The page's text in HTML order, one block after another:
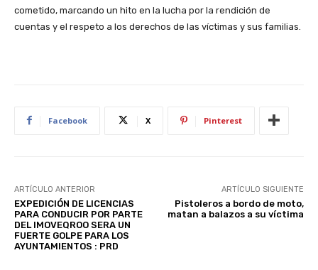
cometido, marcando un hito en la lucha por la rendición de
cuentas y el respeto a los derechos de las víctimas y sus familias.
Facebook X Pinterest
ARTÍCULO ANTERIOR
EXPEDICIÓN DE LICENCIAS
PARA CONDUCIR POR PARTE
DEL IMOVEQROO SERA UN
FUERTE GOLPE PARA LOS
AYUNTAMIENTOS : PRD
ARTÍCULO SIGUIENTE
Pistoleros a bordo de moto,
matan a balazos a su víctima